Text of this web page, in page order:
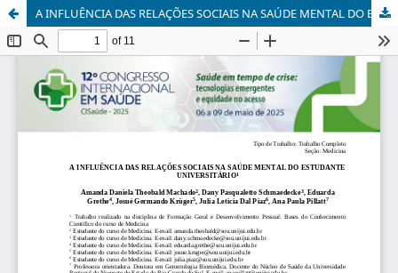
A INFLUÊNCIA DAS RELAÇÕES SOCIAIS NA SAÚDE MENTAL DO ESTUDANTE UNIVERSITÁRIO